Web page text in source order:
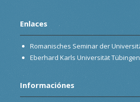
Enlaces
Romanisches Seminar der
Eberhard Karls Universität Tübingen
Informaciónes